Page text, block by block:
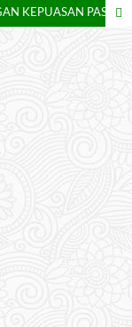
HUBUNGAN KUALITAS PELAYANAN DENGAN KEPUASAN PASIEN RAWAT INAP KELAS III DI RUMAH SAKIT MUHAMMADIYAH SELOGIRI